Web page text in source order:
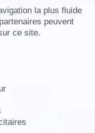
la plus fluide
peuvent
ce site.
recherche